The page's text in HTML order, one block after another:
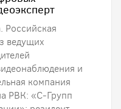
Российская
ведущих
и
компания
РВК: «С-Групп